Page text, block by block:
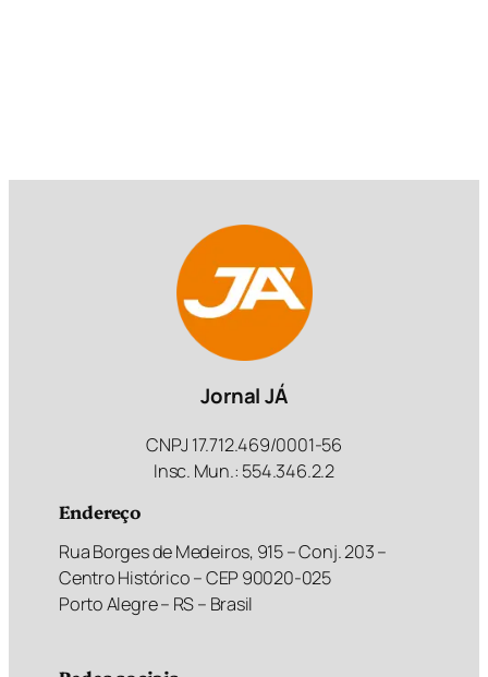
Jornal JÁ
CNPJ 17.712.469/0001-56
Insc. Mun.: 554.346.2.2
Endereço
Rua Borges de Medeiros, 915 – Conj. 203 –
Centro Histórico – CEP 90020-025
Porto Alegre – RS – Brasil